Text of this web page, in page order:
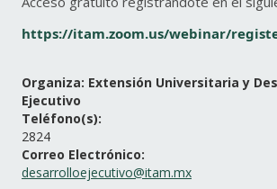
https://itam.zoom.us/webinar/
Organiza: Extensión Universitaria y
Ejecutivo
Teléfono(s):
2824
Correo Electrónico:
desarrolloejecutivo@itam.mx